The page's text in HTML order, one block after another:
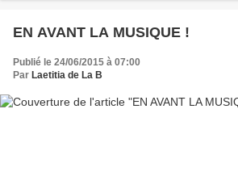
EN AVANT LA MUSIQUE !
Publié le 24/06/2015 à 07:00
Par Laetitia de La B